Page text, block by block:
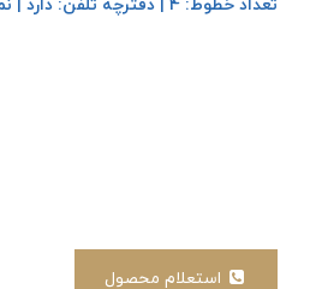
تعداد خطوط: 4 | دفترچه تلفن: دارد | نمایشگر: دارد | منشی تلفنی: دارد | قابلیت کنفرانس: دارد | اسپیکر: دارد